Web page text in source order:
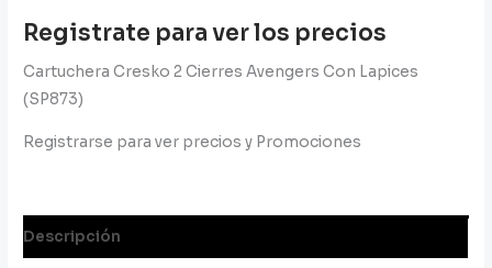
Registrate para ver los precios
Cartuchera Cresko 2 Cierres Avengers Con Lapices
(SP873)
Registrarse para ver precios y Promociones
Descripción